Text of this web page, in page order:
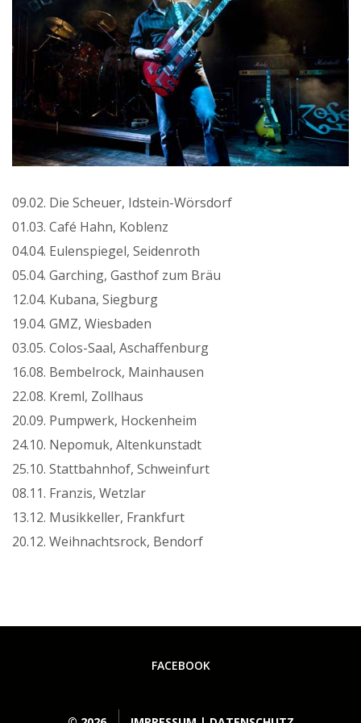
09.02. Die Scheuer, Idstein-Wörsdorf
01.03. Café Hahn, Koblenz
04.04. Eulenspiegel, Seidenroth
05.04. Garching, Gasthof zum Bräu
12.04. Kubana, Siegburg
19.04. GMZ, Wiesbaden
03.05. Colos-Saal, Aschaffenburg
16.08. Bembelrock, Mainhausen
22.08. Kreml, Zollhaus
20.09. Pumpwerk, Hockenheim
24.10. Nepomuk, Altenkunstadt
25.10. Stattbahnhof, Schweinfurt
08.11. Franzis, Wetzlar
13.12. Musikkeller, Frankfurt
20.12. Weihnachtsrock, Bendorf
FACEBOOK